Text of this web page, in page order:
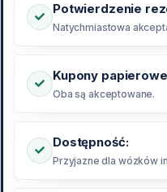
Potwierdzenie
Natychmiastowa
Kupony
Oba są akceptowane.
Dostępność:
Przyjazne dla wózków